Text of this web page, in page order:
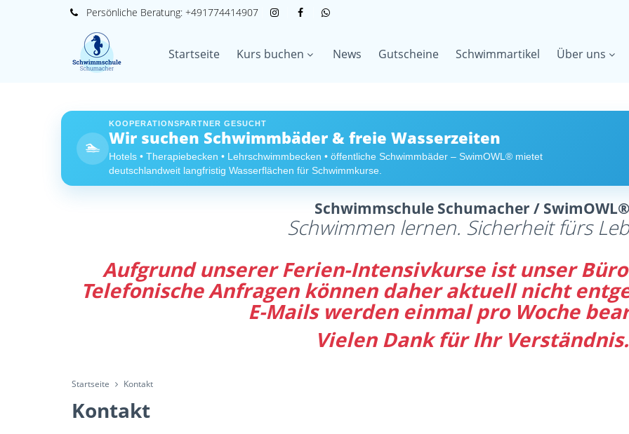
Persönliche Beratung: +491774414907
Startseite Kurs buchen News Gutscheine Schwimmartikel Über uns
🏊
KOOPERATIONSPARTNER GESUCHT
Wir suchen Schwimmbäder & freie Wasserzeiten
Hotels • Therapiebecken • Lehrschwimmbecken • öffentliche Schwimmbäder – SwimOWL® mietet
deutschlandweit langfristig Wasserflächen für Schwimmkurse.
Schwimmschule Schumacher / SwimOWL®
Schwimmen lernen. Sicherheit fürs
Aufgrund unserer Ferien-Intensivkurse ist unser
Telefonische Anfragen können daher aktuell nicht
E-Mails werden einmal pro Woche
Vielen Dank für Ihr Verständnis.
Startseite Kontakt
Kontakt